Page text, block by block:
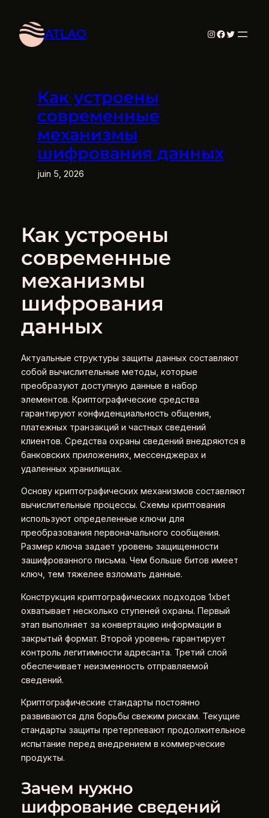
contenu
ATLAO Instagram
Facebook
Twitter
Как устроены
современные
механизмы
шифрования данных
juin 5, 2026
Как устроены
современные
механизмы
шифрования
данных
Актуальные структуры защиты данных составляют
собой вычислительные методы, которые
преобразуют доступную данные в набор
элементов. Криптографические средства
гарантируют конфиденциальность общения,
платежных транзакций и частных сведений
клиентов. Средства охраны сведений внедряются в
банковских приложениях, мессенджерах и
удаленных хранилищах.
Основу криптографических механизмов составляют
вычислительные процессы. Схемы криптования
используют определенные ключи для
преобразования первоначального сообщения.
Размер ключа задает уровень защищенности
зашифрованного письма. Чем больше битов имеет
ключ, тем тяжелее взломать данные.
Конструкция криптографических подходов 1xbet
охватывает несколько ступеней охраны. Первый
этап выполняет за конвертацию информации в
закрытый формат. Второй уровень гарантирует
контроль легитимности адресанта. Третий слой
обеспечивает неизменность отправляемой
сведений.
Криптографические стандарты постоянно
развиваются для борьбы свежим рискам. Текущие
стандарты защиты претерпевают продолжительное
испытание перед внедрением в коммерческие
продукты.
Зачем нужно
шифрование сведений